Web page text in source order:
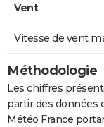
Vent
Vitesse de vent
Méthodologie
Les chiffres
partir des données
Météo France